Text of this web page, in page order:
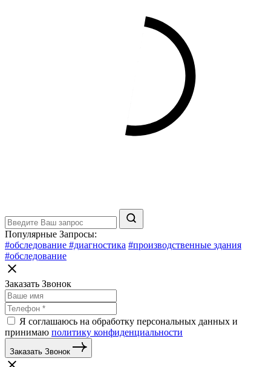
Популярные Запросы:
#обследование #диагностика #производственные здания
#обследование
Заказать Звонок
Я соглашаюсь на обработку персональных данных и
принимаю политику конфиденциальности
Заказать Звонок